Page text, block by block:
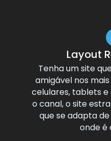
Layout
Tenha um site
amigável nos
celulares, tablets
o canal, o site
que se adapta
onde é